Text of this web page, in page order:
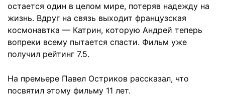
остается один в целом мире, потеряв надежду на
жизнь. Вдруг на связь выходит французская
космонавтка — Катрин, которую Андрей теперь
вопреки всему пытается спасти. Фильм уже
получил рейтинг 7.5.
На премьере Павел Остриков рассказал, что
посвятил этому фильму 11 лет.